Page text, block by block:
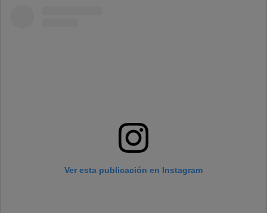
Ver esta publicación en Instagram